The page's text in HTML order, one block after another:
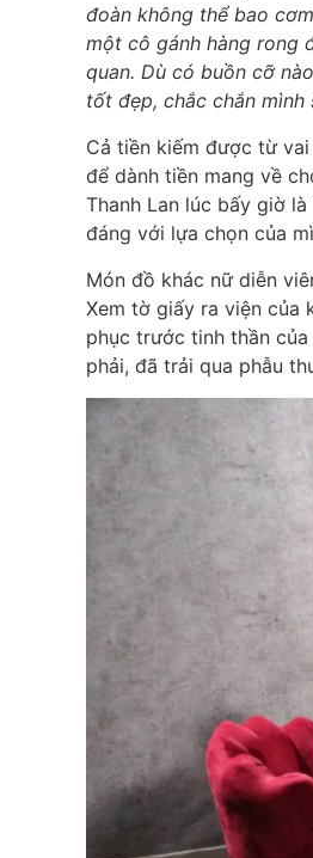
đoàn không thể bao
một cô gánh hàng rong
quan. Dù có buồn cỡ
tốt đẹp, chắc chắn mình
Cả tiền kiếm được từ
để dành tiền mang về
Thanh Lan lúc bấy giờ
đáng với lựa chọn của
Món đồ khác nữ diễn
Xem tờ giấy ra viện của
phục trước tinh thần
phải, đã trải qua phẫu